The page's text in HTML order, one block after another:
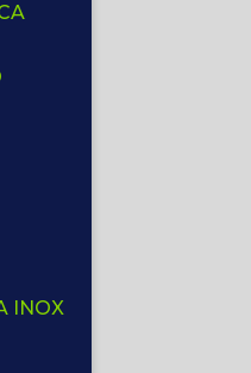
INOX